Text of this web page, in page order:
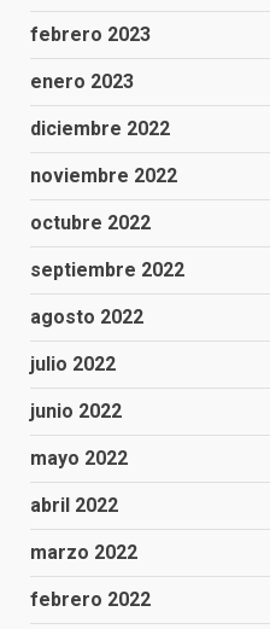
febrero 2023
enero 2023
diciembre 2022
noviembre 2022
octubre 2022
septiembre 2022
agosto 2022
julio 2022
junio 2022
mayo 2022
abril 2022
marzo 2022
febrero 2022